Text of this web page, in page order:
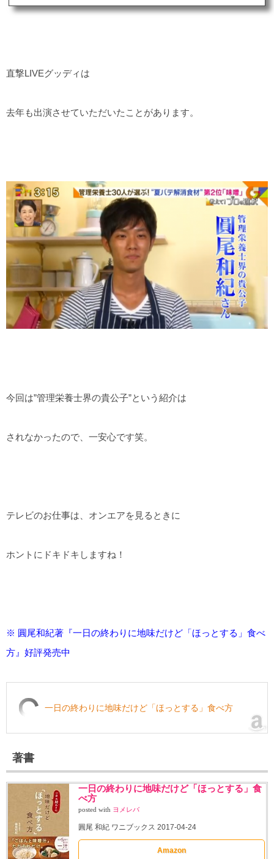
いるものまでが世間の耳目を集めているようです。 Twitter
直撃LIVEグッディは
去年も出演させていただいたことがあります。
今回は”管理栄養士界の貴公子”という紹介は
されなかったので、一安心です笑。
テレビのお仕事は、オンエアを見るときに
ホントにドキドキしますね！
※ 圓尾和紀著『一日の終わりに地味だけど「ほっとする」食べ
方』好評発売中
一日の終わりに地味だけど「ほっとする」食べ方
著書
一日の終わりに地味だけど「ほっとする」食
べ方
posted with ヨメレバ
圓尾 和紀 ワニブックス 2017-04-24
Amazon